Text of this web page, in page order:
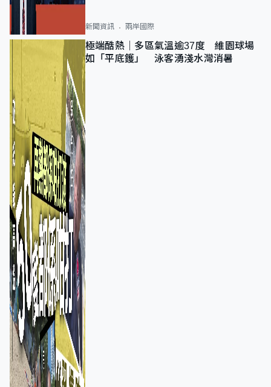
新聞資訊 兩岸國際
極端酷熱｜多區氣溫逾37度 維園球場
如「平底鑊」 泳客湧淺水灣消暑